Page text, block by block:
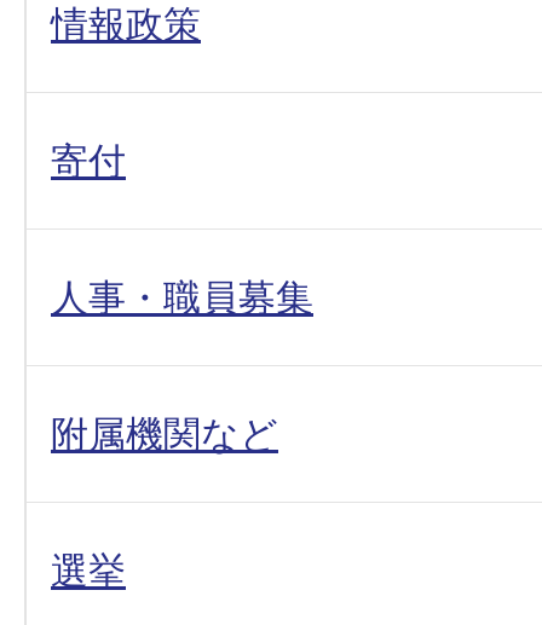
情報政策
寄付
人事・職員募集
附属機関など
選挙